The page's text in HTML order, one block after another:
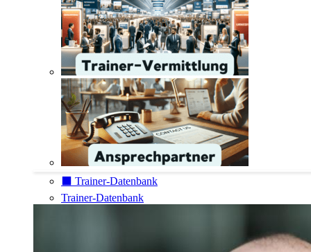
⬛️ Trainer-Datenbank
Trainer-Datenbank